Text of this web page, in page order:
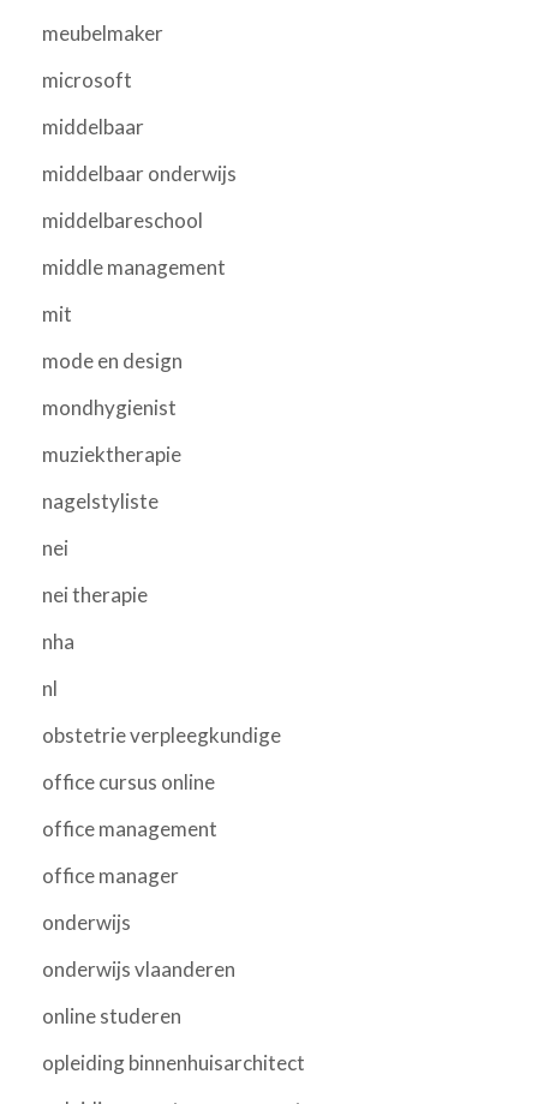
meubelmaker
microsoft
middelbaar
middelbaar onderwijs
middelbareschool
middle management
mit
mode en design
mondhygienist
muziektherapie
nagelstyliste
nei
nei therapie
nha
nl
obstetrie verpleegkundige
office cursus online
office management
office manager
onderwijs
onderwijs vlaanderen
online studeren
opleiding binnenhuisarchitect